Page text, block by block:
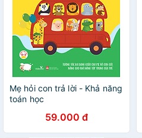
Mẹ hỏi con trả lời - Khả năng
toán học
59.000 đ